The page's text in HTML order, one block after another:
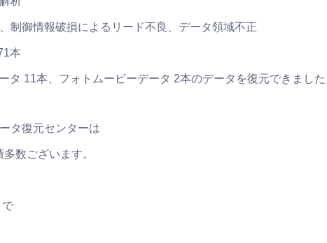
制御情報破損によるリード不良、データ領域不正
本
タ 11本、フォトムービーデータ 2本のデータを復元できまし
タ復元センターは
数ございます。
で